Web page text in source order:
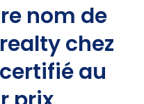
nom de
chez
au